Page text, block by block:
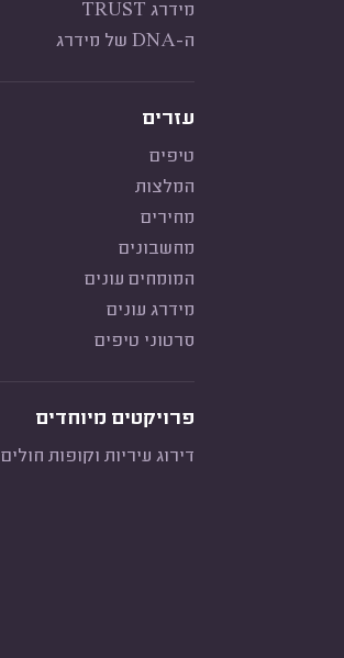
מידרג TRUST
ה-DNA של מידרג
עזרים
טיפים
המלצות
מחירים
מחשבונים
המומחים עונים
מידרג עונים
סרטוני טיפים
פרויקטים מיוחדים
דירוג עיריות וקופות חולים